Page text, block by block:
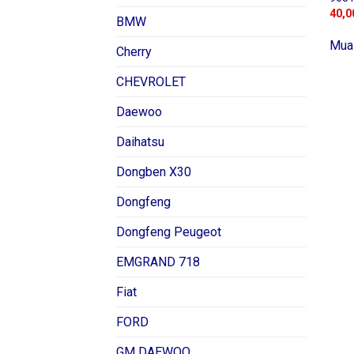
BMW
Cherry
CHEVROLET
Daewoo
Daihatsu
Dongben X30
Dongfeng
Dongfeng Peugeot
EMGRAND 718
Fiat
FORD